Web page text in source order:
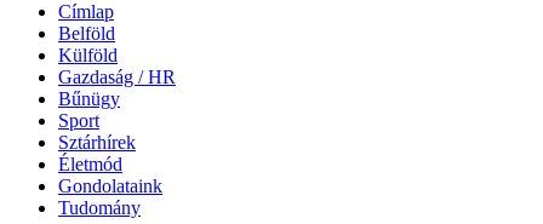
Címlap
Belföld
Külföld
Gazdaság / HR
Bűnügy
Sport
Sztárhírek
Életmód
Gondolataink
Tudomány